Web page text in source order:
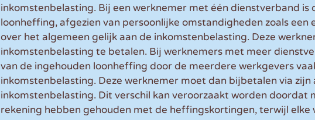
inkomstenbelasting. Bij een werknemer met één dienstverband is
loonheffing, afgezien van persoonlijke omstandigheden zoals een
over het algemeen gelijk aan de inkomstenbelasting. Deze
inkomstenbelasting te betalen. Bij werknemers met meer
van de ingehouden loonheffing door de meerdere werkgevers
inkomstenbelasting. Deze werknemer moet dan bijbetalen via zijn
inkomstenbelasting. Dit verschil kan veroorzaakt worden doordat
rekening hebben gehouden met de heffingskortingen, terwijl elke